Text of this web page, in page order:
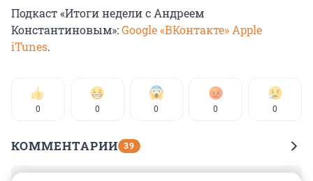
Подкаст «Итоги недели с Андреем
Константиновым»:Google«ВКонтакте» Apple
iTunes.
0 0 0 0 0
КОММЕНТАРИИ 39